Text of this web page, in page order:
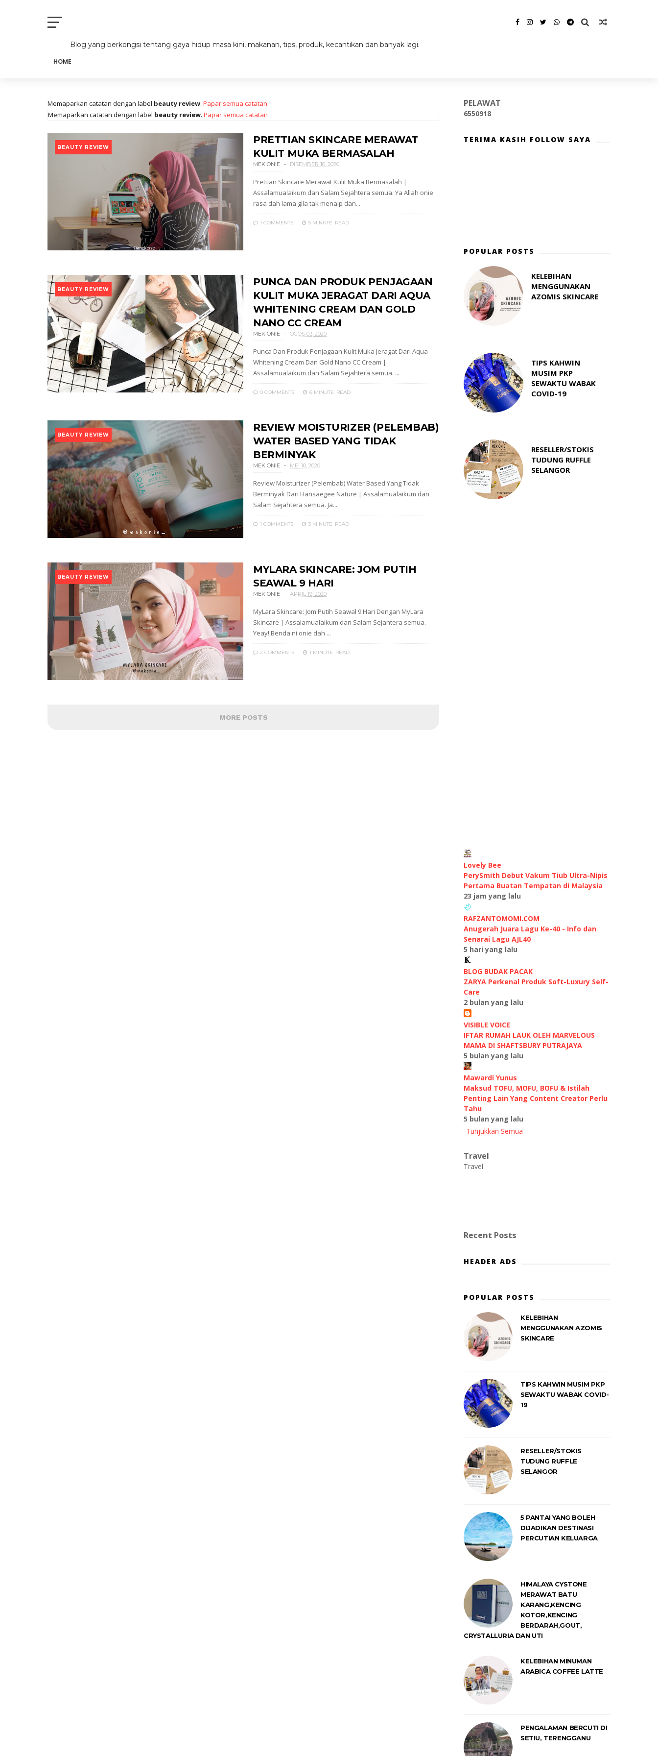
Blog yang berkongsi tentang gaya hidup masa kini, makanan, tips, produk, kecantikan dan banyak lagi.
HOME
Memaparkan catatan dengan label beauty review. Papar semua catatan
Memaparkan catatan dengan label beauty review. Papar semua catatan
BEAUTY REVIEW
PRETTIAN SKINCARE MERAWAT
KULIT MUKA BERMASALAH
MEK ONIE DISEMBER 16, 2020
Prettian Skincare Merawat Kulit Muka Bermasalah |
Assalamualaikum dan Salam Sejahtera semua. Ya Allah onie
rasa dah lama gila tak menaip dan...
1 COMMENTS 5 MINUTE READ
BEAUTY REVIEW
PUNCA DAN PRODUK PENJAGAAN
KULIT MUKA JERAGAT DARI AQUA
WHITENING CREAM DAN GOLD
NANO CC CREAM
MEK ONIE OGOS 03, 2020
Punca Dan Produk Penjagaan Kulit Muka Jeragat Dari Aqua
Whitening Cream Dan Gold Nano CC Cream |
Assalamualaikum dan Salam Sejahtera semua. ...
0 COMMENTS 6 MINUTE READ
BEAUTY REVIEW
REVIEW MOISTURIZER (PELEMBAB)
WATER BASED YANG TIDAK
BERMINYAK
MEK ONIE MEI 10, 2020
Review Moisturizer (Pelembab) Water Based Yang Tidak
Berminyak Dari Hansaegee Nature | Assalamualaikum dan
Salam Sejahtera semua. Ja...
1 COMMENTS 3 MINUTE READ
BEAUTY REVIEW
MYLARA SKINCARE: JOM PUTIH
SEAWAL 9 HARI
MEK ONIE APRIL 19, 2020
MyLara Skincare: Jom Putih Seawal 9 Hari Dengan MyLara
Skincare | Assalamualaikum dan Salam Sejahtera semua.
Yeay! Benda ni onie dah ...
2 COMMENTS 1 MINUTE READ
MORE POSTS
PELAWAT
6550918
TERIMA KASIH FOLLOW SAYA
POPULAR POSTS
KELEBIHAN
MENGGUNAKAN
AZOMIS SKINCARE
TIPS KAHWIN
MUSIM PKP
SEWAKTU WABAK
COVID-19
RESELLER/STOKIS
TUDUNG RUFFLE
SELANGOR
Lovely Bee
PerySmith Debut Vakum Tiub Ultra-Nipis
Pertama Buatan Tempatan di Malaysia
23 jam yang lalu
RAFZANTOMOMI.COM
Anugerah Juara Lagu Ke-40 - Info dan
Senarai Lagu AJL40
5 hari yang lalu
BLOG BUDAK PACAK
ZARYA Perkenal Produk Soft-Luxury Self-
Care
2 bulan yang lalu
VISIBLE VOICE
IFTAR RUMAH LAUK OLEH MARVELOUS
MAMA DI SHAFTSBURY PUTRAJAYA
5 bulan yang lalu
Mawardi Yunus
Maksud TOFU, MOFU, BOFU & Istilah
Penting Lain Yang Content Creator Perlu
Tahu
5 bulan yang lalu
Tunjukkan Semua
Travel
Travel
Recent Posts
HEADER ADS
POPULAR POSTS
KELEBIHAN
MENGGUNAKAN AZOMIS
SKINCARE
TIPS KAHWIN MUSIM PKP
SEWAKTU WABAK COVID-
19
RESELLER/STOKIS
TUDUNG RUFFLE
SELANGOR
5 PANTAI YANG BOLEH
DIJADIKAN DESTINASI
PERCUTIAN KELUARGA
HIMALAYA CYSTONE
MERAWAT BATU
KARANG,KENCING
KOTOR,KENCING
BERDARAH,GOUT,
CRYSTALLURIA DAN UTI
KELEBIHAN MINUMAN
ARABICA COFFEE LATTE
PENGALAMAN BERCUTI DI
SETIU, TERENGGANU